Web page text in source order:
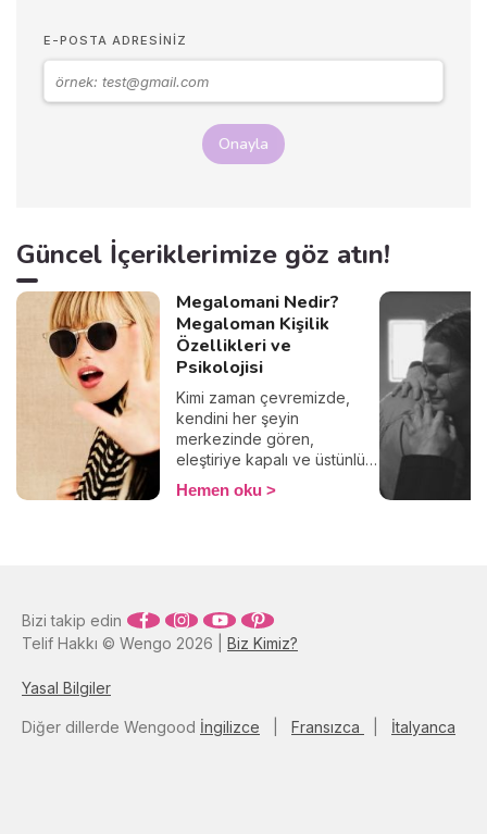
E-POSTA ADRESINIZ
Onayla
Güncel İçeriklerimize göz atın!
Megalomani Nedir?
Megaloman Kişilik
Özellikleri ve
Psikolojisi
Kimi zaman çevremizde,
kendini her şeyin
merkezinde gören,
eleştiriye kapalı ve üstünlük
hissiyle hareket eden
insanlarla karşılaşırız. Bu
kavramı devreye giriyor. Bu
yazıda, megaloman kişilik
ele alacağız.
Hemen oku
Telif Hakkı © Wengo 2026 | Biz Kimiz?
Yasal Bilgiler
Bizi takip edin
Diğer dillerde Wengood İngilizce Fransızca İtalyanca